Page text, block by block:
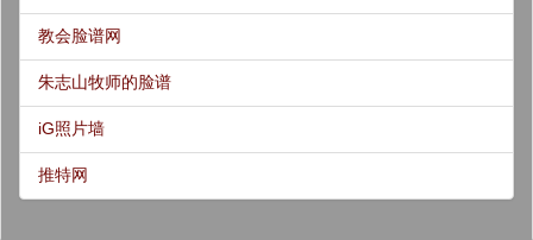
教会脸谱网
朱志山牧师的脸谱
iG照片墙
推特网